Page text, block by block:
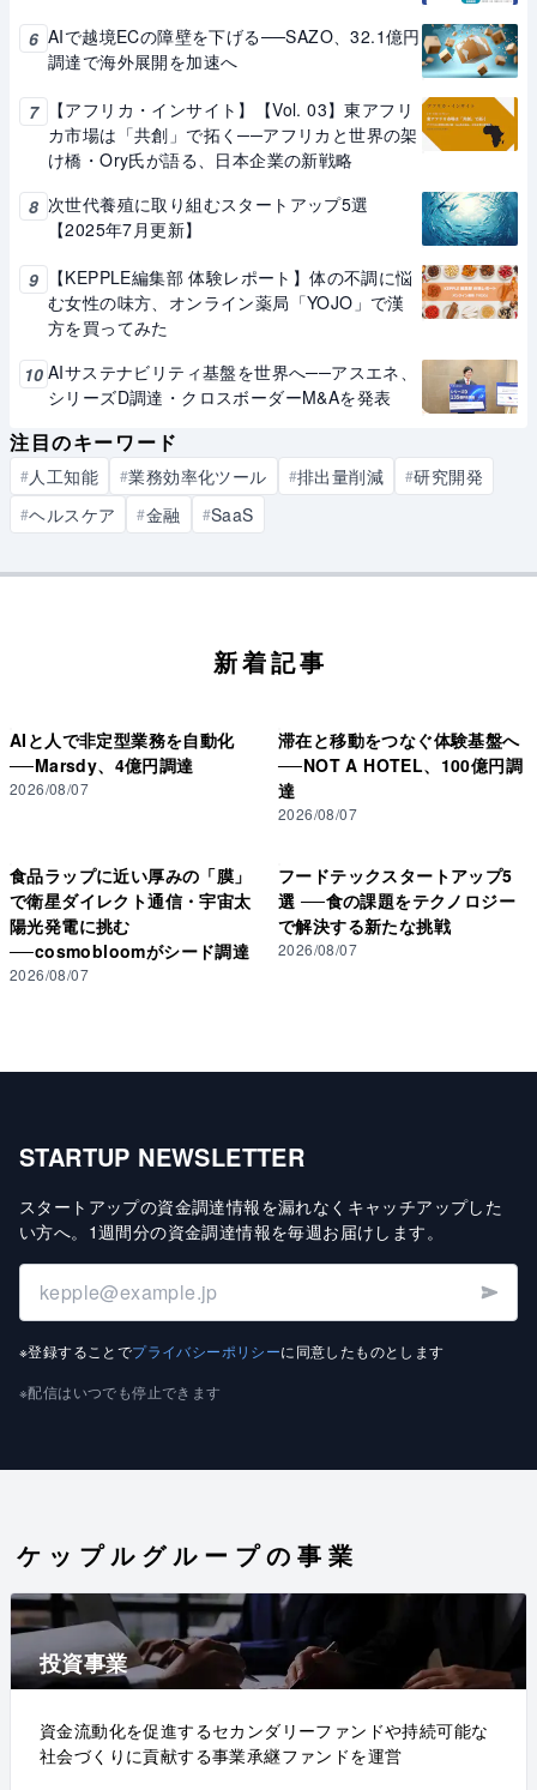
6 AIで越境ECの障壁を下げる──SAZO、32.1億円
調達で海外展開を加速へ
7
【アフリカ・インサイト】【Vol. 03】東アフリ
カ市場は「共創」で拓く──アフリカと世界の架
け橋・Ory氏が語る、日本企業の新戦略
8 次世代養殖に取り組むスタートアップ5選
【2025年7月更新】
9
【KEPPLE編集部 体験レポート】体の不調に悩
む女性の味方、オンライン薬局「YOJO」で漢
方を買ってみた
10 AIサステナビリティ基盤を世界へ──アスエネ、
シリーズD調達・クロスボーダーM&Aを発表
注目のキーワード
#人工知能 #業務効率化ツール #排出量削減 #研究開発
#ヘルスケア #金融 #SaaS
新着記事
AIと人で非定型業務を自動化
──Marsdy、4億円調達
2026/08/07
滞在と移動をつなぐ体験基盤へ
──NOT A HOTEL、100億円調
達
2026/08/07
食品ラップに近い厚みの「膜」
で衛星ダイレクト通信・宇宙太
陽光発電に挑む
──cosmobloomがシード調達
2026/08/07
フードテックスタートアップ5
選 ──食の課題をテクノロジー
で解決する新たな挑戦
2026/08/07
STARTUP NEWSLETTER
スタートアップの資金調達情報を漏れなくキャッチアップした
い方へ。 1週間分の資金調達情報を毎週お届けします。
※登録することでプライバシーポリシーに同意したものとします
※配信はいつでも停止できます
ケップルグループの事業
投資事業
資金流動化を促進するセカンダリーファンドや持続可能な
社会づくりに貢献する事業承継ファンドを運営